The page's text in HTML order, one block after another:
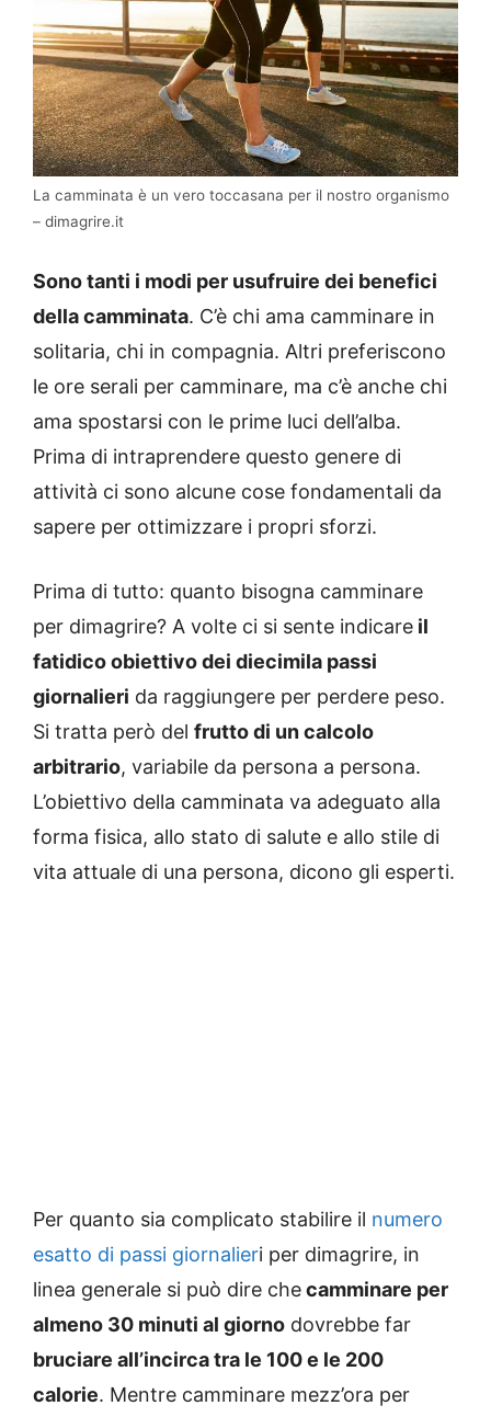
La camminata è un vero toccasana per il nostro organismo
– dimagrire.it
Sono tanti i modi per usufruire dei benefici
della camminata. C’è chi ama camminare in
solitaria, chi in compagnia. Altri preferiscono
le ore serali per camminare, ma c’è anche chi
ama spostarsi con le prime luci dell’alba.
Prima di intraprendere questo genere di
attività ci sono alcune cose fondamentali da
sapere per ottimizzare i propri sforzi.
Prima di tutto: quanto bisogna camminare
per dimagrire? A volte ci si sente indicare il
fatidico obiettivo dei diecimila passi
giornalieri da raggiungere per perdere peso.
Si tratta però del frutto di un calcolo
arbitrario, variabile da persona a persona.
L’obiettivo della camminata va adeguato alla
forma fisica, allo stato di salute e allo stile di
vita attuale di una persona, dicono gli esperti.
Per quanto sia complicato stabilire il numero
esatto di passi giornalieri per dimagrire, in
linea generale si può dire checamminare per
almeno 30 minuti al giorno dovrebbe far
bruciare all’incirca tra le 100 e le 200
calorie. Mentre camminare mezz’ora per